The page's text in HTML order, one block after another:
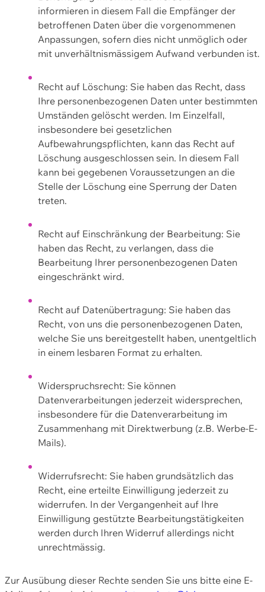
informieren in diesem Fall die Empfänger der
betroffenen Daten über die vorgenommenen
Anpassungen, sofern dies nicht unmöglich oder
mit unverhältnismässigem Aufwand verbunden ist.
Recht auf Löschung: Sie haben das Recht, dass
Ihre personenbezogenen Daten unter bestimmten
Umständen gelöscht werden. Im Einzelfall,
insbesondere bei gesetzlichen
Aufbewahrungspflichten, kann das Recht auf
Löschung ausgeschlossen sein. In diesem Fall
kann bei gegebenen Voraussetzungen an die
Stelle der Löschung eine Sperrung der Daten
treten.
Recht auf Einschränkung der Bearbeitung: Sie
haben das Recht, zu verlangen, dass die
Bearbeitung Ihrer personenbezogenen Daten
eingeschränkt wird.
Recht auf Datenübertragung: Sie haben das
Recht, von uns die personenbezogenen Daten,
welche Sie uns bereitgestellt haben, unentgeltlich
in einem lesbaren Format zu erhalten.
Widerspruchsrecht: Sie können
Datenverarbeitungen jederzeit widersprechen,
insbesondere für die Datenverarbeitung im
Zusammenhang mit Direktwerbung (z.B. Werbe-E-
Mails).
Widerrufsrecht: Sie haben grundsätzlich das
Recht, eine erteilte Einwilligung jederzeit zu
widerrufen. In der Vergangenheit auf Ihre
Einwilligung gestützte Bearbeitungstätigkeiten
werden durch Ihren Widerruf allerdings nicht
unrechtmässig.
Zur Ausübung dieser Rechte senden Sie uns bitte eine E-